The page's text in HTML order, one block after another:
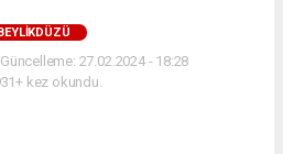
27.02.2024 - 18:28
kez okundu.